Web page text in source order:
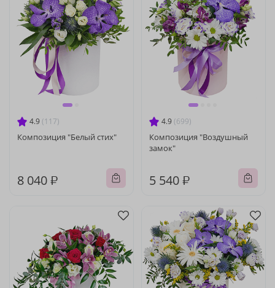
4.9 (117)
Композиция "Белый стих"
8 040 ₽
4.9 (699)
Композиция "Воздушный
замок"
5 540 ₽